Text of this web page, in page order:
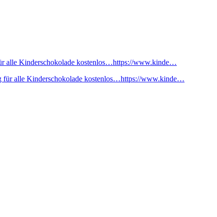
alle Kinderschokolade kostenlos…https://www.kinde…
für alle Kinderschokolade kostenlos…https://www.kinde…